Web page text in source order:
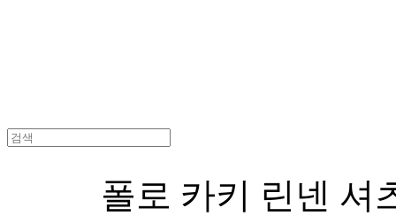
폴로 카키 린넨 셔